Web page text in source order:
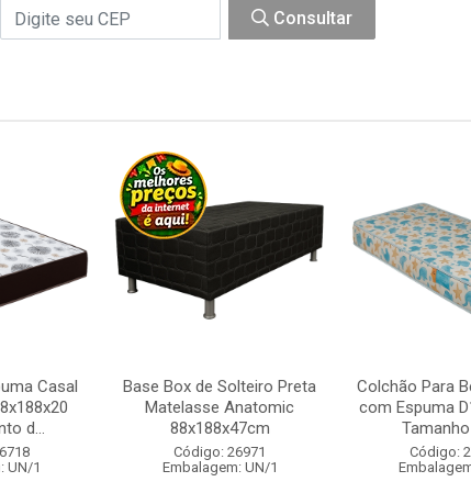
Consultar
Casal
d...
UN/1
Base Box de Solteiro Preta
Matelasse Anatomic
88x188x47cm
Código: 26971
Embalagem: UN/1
Colchão Para
com Espuma
Tamanho
Código: